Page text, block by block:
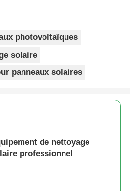
photovoltaïques
solaire
panneaux solaires
de nettoyage
professionnel